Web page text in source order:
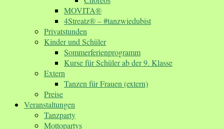
MOVITA®
4Streatz® – #tanzwiedubist
Privatstunden
Kinder und Schüler
Sommerferienprogramm
Kurse für Schüler ab der 9. Klasse
Extern
Tanzen für Frauen (extern)
Preise
Veranstaltungen
Tanzparty
Mottopartys